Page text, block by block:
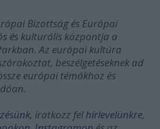
Bizottság és Európai
és kulturális központja a
Az európai kultúra
beszélgetéseknek ad
európai témákhoz és
, iratkozz felhírlevelünkre,